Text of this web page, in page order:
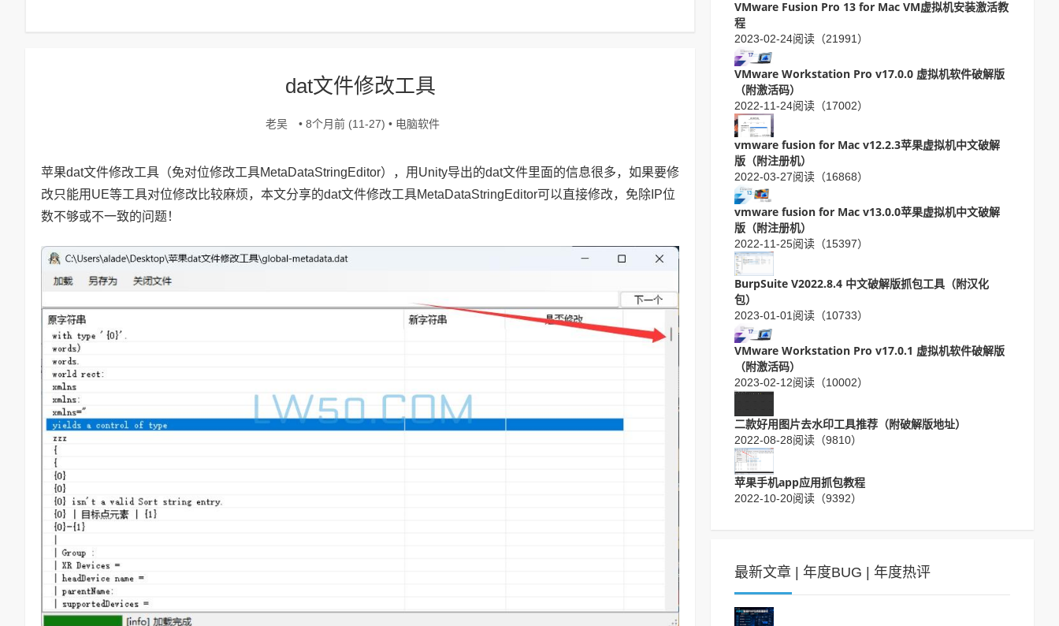
dat文件修改工具
老吴 • 8个月前 (11-27) • 电脑软件
苹果dat文件修改工具（免对位修改工具MetaDataStringEditor），用Unity导出的dat文件里面的信息很多，如果要修
改只能用UE等工具对位修改比较麻烦，本文分享的dat文件修改工具MetaDataStringEditor可以直接修改，免除IP位
数不够或不一致的问题！
VMware Fusion Pro 13 for Mac VM虚拟机安装激活教
程
2023-02-24阅读（21991）
VMware Workstation Pro v17.0.0 虚拟机软件破解版
（附激活码）
2022-11-24阅读（17002）
vmware fusion for Mac v12.2.3苹果虚拟机中文破解
版（附注册机）
2022-03-27阅读（16868）
vmware fusion for Mac v13.0.0苹果虚拟机中文破解
版（附注册机）
2022-11-25阅读（15397）
BurpSuite V2022.8.4 中文破解版抓包工具（附汉化
包）
2023-01-01阅读（10733）
VMware Workstation Pro v17.0.1 虚拟机软件破解版
（附激活码）
2023-02-12阅读（10002）
二款好用图片去水印工具推荐（附破解版地址）
2022-08-28阅读（9810）
苹果手机app应用抓包教程
2022-10-20阅读（9392）
最新文章 | 年度BUG | 年度热评